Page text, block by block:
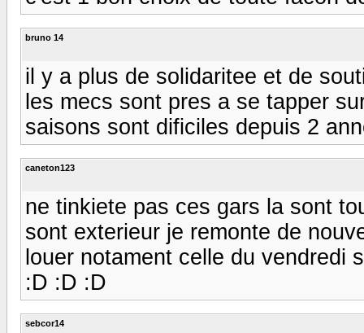
bruno 14
il y a plus de solidaritee et de
les mecs sont pres a se tapper
saisons sont dificiles depuis 2
caneton123
ne tinkiete pas ces gars la sont
sont exterieur je remonte de
louer notament celle du vendredi
:D :D :D
sebcor14